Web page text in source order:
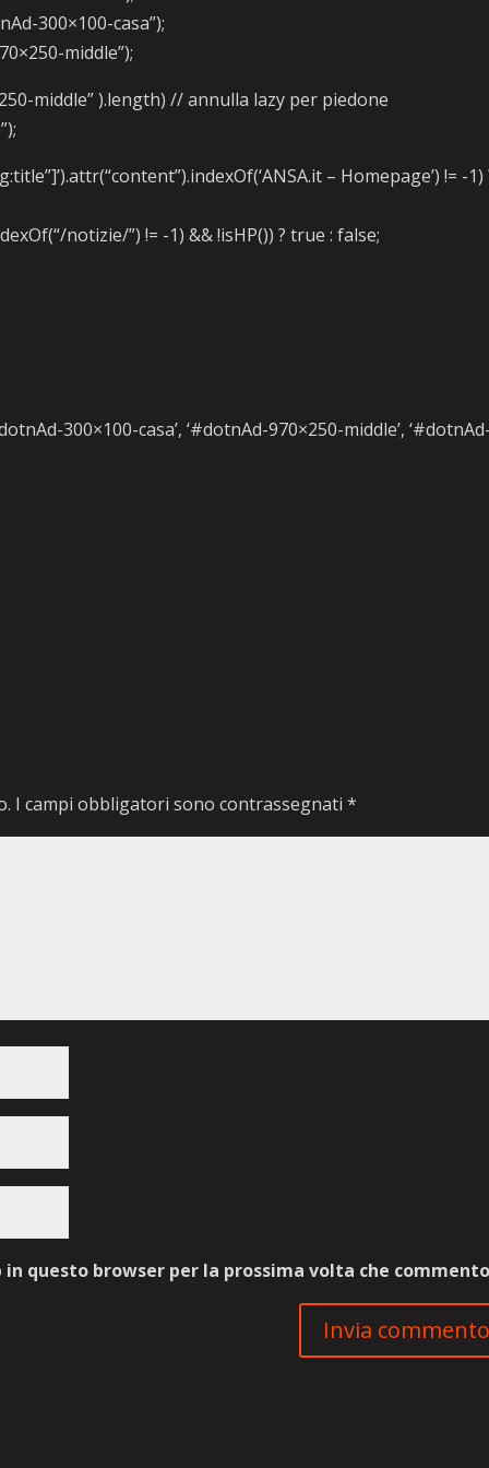
300×100-casa”);
middle”);
middle” ).length) // annulla lazy per piedone
– Homepage’) != -1)
notizie/”) != -1) && !isHP()) ? true : false;
300×100-casa’, ‘#dotnAd-970×250-middle’,
I campi obbligatori sono contrassegnati*
questo browser per la prossima volta che